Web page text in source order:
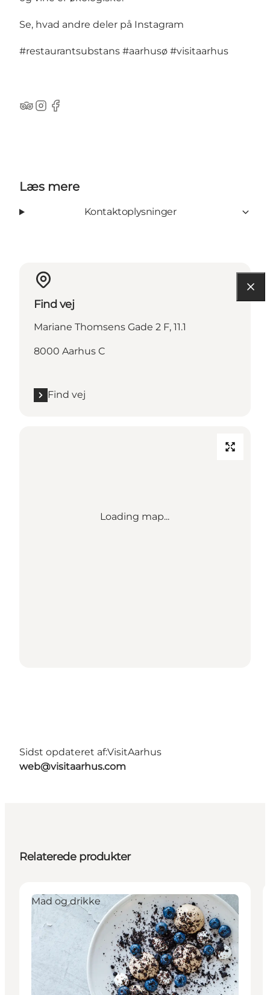
Se, hvad andre deler på Instagram
#restaurantsubstans #aarhusø #visitaarhus
TripAdvisor
Instagram
Facebook
Læs mere
Kontaktoplysninger
Find vej
Mariane Thomsens Gade 2 F, 11.1
8000 Aarhus C
Find vej
Loading map...
Sidst opdateret af:VisitAarhus
web@visitaarhus.com
Relaterede produkter
Mad og drikke